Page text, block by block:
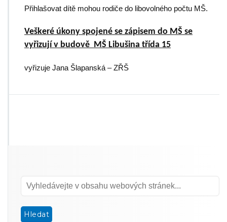
Přihlašovat dítě mohou rodiče do libovolného počtu MŠ.
Veškeré úkony spojené se zápisem do MŠ se
vyřizují v budově MŠ Libušina třída 15
vyřizuje Jana Šlapanská – ZŘŠ